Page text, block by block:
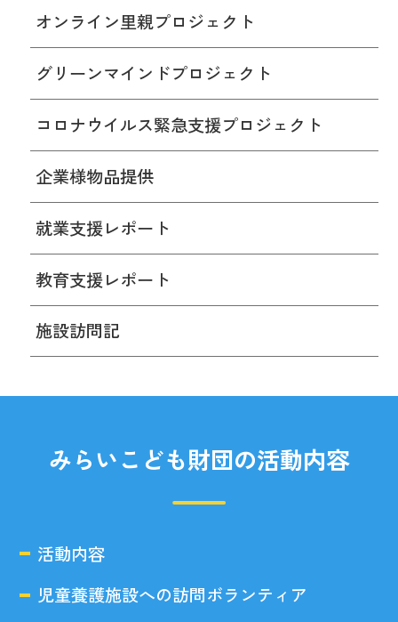
オンライン里親プロジェクト
グリーンマインドプロジェクト
コロナウイルス緊急支援プロジェクト
企業様物品提供
就業支援レポート
教育支援レポート
施設訪問記
みらいこども財団の活動内容
活動内容
児童養護施設への訪問ボランティア